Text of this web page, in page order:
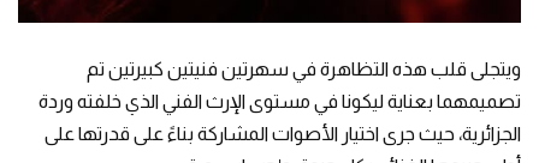
ويتجلى قلب هذه التظاهرة في سهرتين فنيتين كبيرتين تم
تصميمهما بعناية ليكونا في مستوى الإرث الفني الذي خلفته وردة
الجزائرية، حيث جرى اختيار الأصوات المشاركة بناءً على قدرتها على